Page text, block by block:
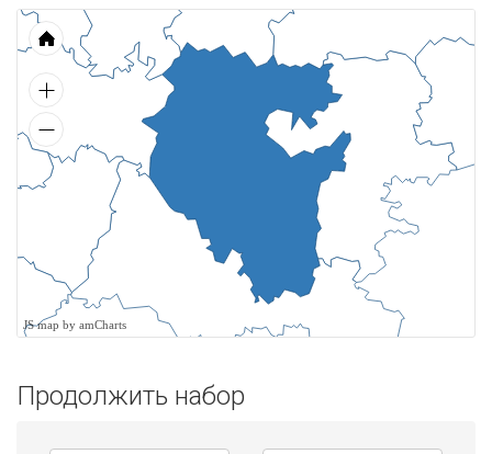
JS map by amCharts
Продолжить набор